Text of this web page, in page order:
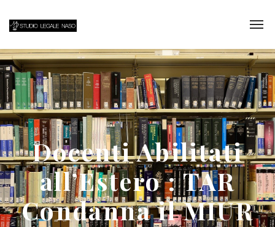
Docenti Abilitati
all’Estero : TAR
Condanna il MIUR